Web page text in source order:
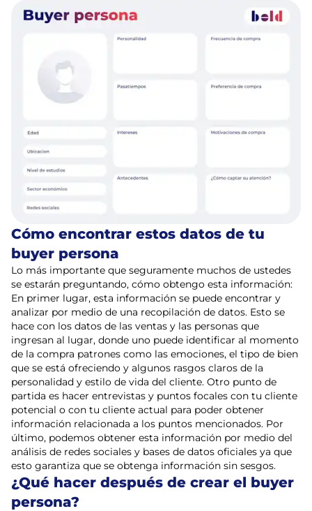
Cómo encontrar estos datos de tu
buyer persona
Lo más importante que seguramente muchos de ustedes
se estarán preguntando, cómo obtengo esta información:
En primer lugar, esta información se puede encontrar y
analizar por medio de una recopilación de datos. Esto se
hace con los datos de las ventas y las personas que
ingresan al lugar, donde uno puede identificar al momento
de la compra patrones como las emociones, el tipo de bien
que se está ofreciendo y algunos rasgos claros de la
personalidad y estilo de vida del cliente. Otro punto de
partida es hacer entrevistas y puntos focales con tu cliente
potencial o con tu cliente actual para poder obtener
información relacionada a los puntos mencionados. Por
último, podemos obtener esta información por medio del
análisis de redes sociales y bases de datos oficiales ya que
esto garantiza que se obtenga información sin sesgos.
¿Qué hacer después de crear el buyer
persona?